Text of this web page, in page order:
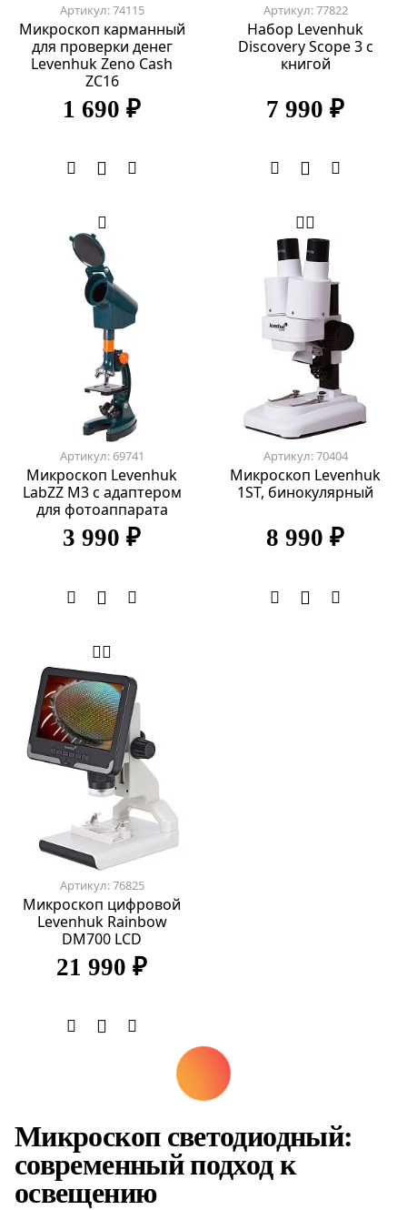
Артикул: 74115
Микроскоп карманный
для проверки денег
Levenhuk Zeno Cash
ZC16
1 690 ₽
Артикул: 77822
Набор Levenhuk
Discovery Scope 3 с
книгой
7 990 ₽
Артикул: 69741
Микроскоп Levenhuk
LabZZ M3 с адаптером
для фотоаппарата
3 990 ₽
Артикул: 70404
Микроскоп Levenhuk
1ST, бинокулярный
8 990 ₽
Артикул: 76825
Микроскоп цифровой
Levenhuk Rainbow
DM700 LCD
21 990 ₽
Микроскоп светодиодный:
современный подход к
освещению